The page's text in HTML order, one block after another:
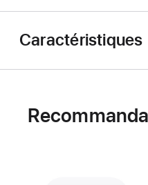
Caractéristiques